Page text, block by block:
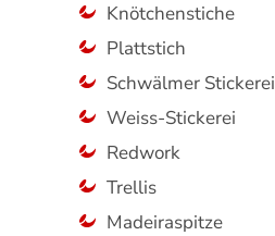
Knötchenstiche
Plattstich
Schwälmer Stickerei
Weiss-Stickerei
Redwork
Trellis
Madeiraspitze